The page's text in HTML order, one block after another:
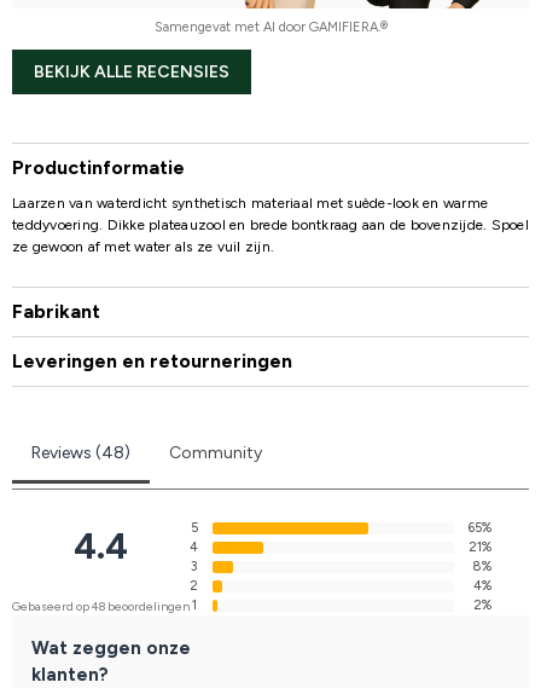
Samengevat met AI door GAMIFIERA.®
BEKIJK ALLE RECENSIES
Productinformatie
Laarzen van waterdicht synthetisch materiaal met suède-look en warme
teddyvoering. Dikke plateauzool en brede bontkraag aan de bovenzijde. Spoel
ze gewoon af met water als ze vuil zijn.
Fabrikant
Leveringen en retourneringen
Reviews (48) Community
4.4
Gebaseerd op 48 beoordelingen
5
65%
4
21%
3
8%
2
4%
1
2%
Wat zeggen onze
klanten?